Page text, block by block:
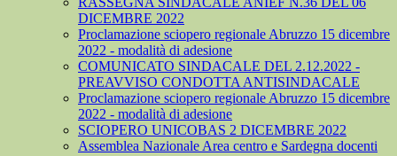
DICEMBRE 2022
Proclamazione sciopero regionale Abruzzo 15 dicembre
2022 - modalità di adesione
COMUNICATO SINDACALE DEL 2.12.2022 -
PREAVVISO CONDOTTA ANTISINDACALE
Proclamazione sciopero regionale Abruzzo 15 dicembre
2022 - modalità di adesione
SCIOPERO UNICOBAS 2 DICEMBRE 2022
Assemblea Nazionale Area centro e Sardegna docenti